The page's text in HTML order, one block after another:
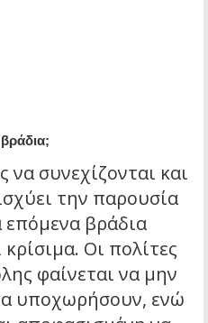
να συνεχίζονται και
την παρουσία
επόμενα βράδια
κρίσιμα. Οι πολίτες
φαίνεται να μην
υποχωρήσουν, ενώ